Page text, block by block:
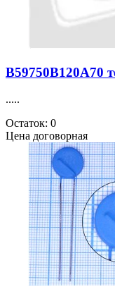
B59750B120A70
.....
Остаток: 0
Цена договорная